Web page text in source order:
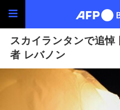
スカイランタンで追
者 レバノン